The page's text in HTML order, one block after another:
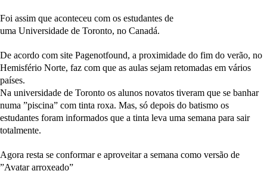
Foi assim que aconteceu com os estudantes de
uma Universidade de Toronto, no Canadá.
De acordo com site Pagenotfound, a proximidade do fim do verão, no
Hemisfério Norte, faz com que as aulas sejam retomadas em vários
países.
Na universidade de Toronto os alunos novatos tiveram que se banhar
numa ”piscina” com tinta roxa. Mas, só depois do batismo os
estudantes foram informados que a tinta leva uma semana para sair
totalmente.
Agora resta se conformar e aproveitar a semana como versão de
”Avatar arroxeado”